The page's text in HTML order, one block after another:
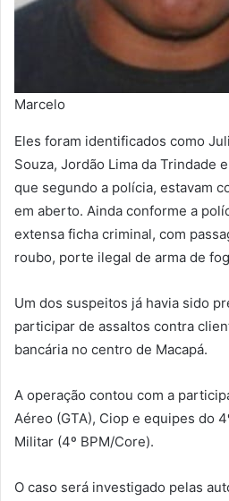
Marcelo
Eles foram identificados como
Souza, Jordão Lima da Trindade
que segundo a polícia, estavam
em aberto. Ainda conforme a
extensa ficha criminal, com
roubo, porte ilegal de arma de
Um dos suspeitos já havia sido
participar de assaltos contra
bancária no centro de Macapá.
A operação contou com a
Aéreo (GTA), Ciop e equipes do
Militar (4º BPM/Core).
O caso será investigado pelas